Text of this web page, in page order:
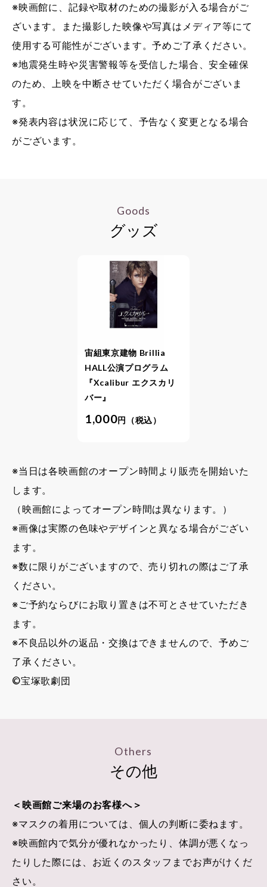
※映画館に、記録や取材のための撮影が入る場合がご
ざいます。また撮影した映像や写真はメディア等にて
使用する可能性がございます。予めご了承ください。
※地震発生時や災害警報等を受信した場合、安全確保
のため、上映を中断させていただく場合がございま
す。
※発表内容は状況に応じて、予告なく変更となる場合
がございます。
Goods
グッズ
宙組東京建物 Brillia
HALL公演プログラム
『Xcalibur エクスカリ
バー』
1,000円（税込）
※当日は各映画館のオープン時間より販売を開始いた
します。
（映画館によってオープン時間は異なります。）
※画像は実際の色味やデザインと異なる場合がござい
ます。
※数に限りがございますので、売り切れの際はご了承
ください。
※ご予約ならびにお取り置きは不可とさせていただき
ます。
※不良品以外の返品・交換はできませんので、予めご
了承ください。
©宝塚歌劇団
Others
その他
＜映画館ご来場のお客様へ＞
※マスクの着用については、個人の判断に委ねます。
※映画館内で気分が優れなかったり、体調が悪くなっ
たりした際には、お近くのスタッフまでお声がけくだ
さい。